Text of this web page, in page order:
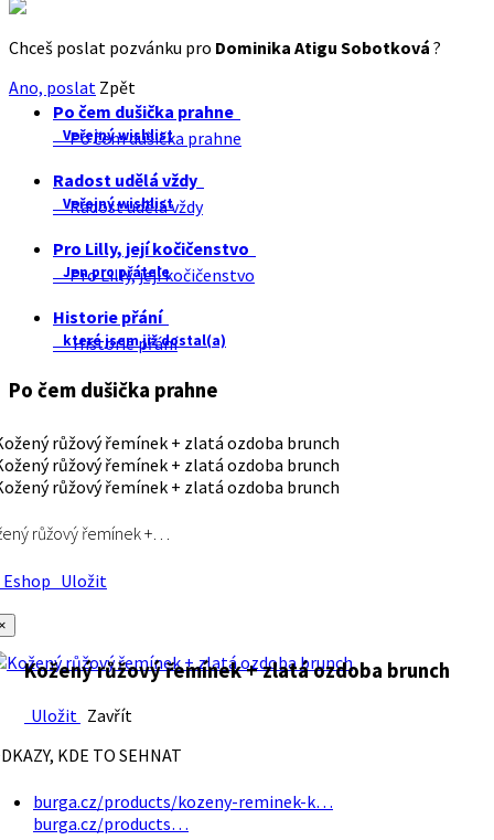
Chceš poslat pozvánku pro Dominika Atigu Sobotková ?
Ano, poslat Zpět
Po čem dušička prahne
Veřejný wishlist
Po čem dušička prahne
Radost udělá vždy
Veřejný wishlist
Radost udělá vždy
Pro Lilly, její kočičenstvo
Jen pro přátele
Pro Lilly, její kočičenstvo
Historie přání
které jsem již dostal(a)
Historie přání
Po čem dušička prahne
růžový řemínek +…
Uložit
Kožený růžový řemínek + zlatá ozdoba brunch
Uložit Zavřít
KDE TO SEHNAT
burga.cz/products/kozeny-reminek-k…
burga.cz/products…